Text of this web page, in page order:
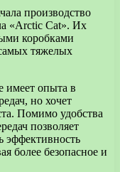
производство
«Arctic Cat». Их
коробками
тяжелых
имеет опыта в
но хочет
Помимо удобства
позволяет
эффективность
более безопасное и